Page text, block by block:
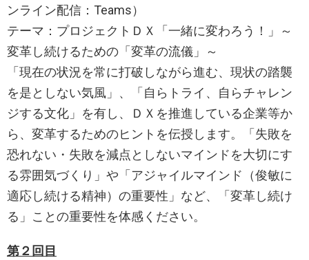
ンライン配信：Teams）
テーマ：プロジェクトＤＸ「一緒に変わろう！」～
変革し続けるための「変革の流儀」～
「現在の状況を常に打破しながら進む、現状の踏襲
を是としない気風」、「自らトライ、自らチャレン
ジする文化」を有し、ＤＸを推進している企業等か
ら、変革するためのヒントを伝授します。「失敗を
恐れない・失敗を減点としないマインドを大切にす
る雰囲気づくり」や「アジャイルマインド（俊敏に
適応し続ける精神）の重要性」など、「変革し続け
る」ことの重要性を体感ください。
第２回目